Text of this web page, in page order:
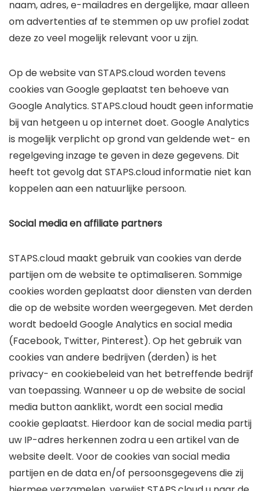
naam, adres, e-mailadres en dergelijke, maar alleen
om advertenties af te stemmen op uw profiel zodat
deze zo veel mogelijk relevant voor u zijn.
Op de website van STAPS.cloud worden tevens
cookies van Google geplaatst ten behoeve van
Google Analytics. STAPS.cloud houdt geen informatie
bij van hetgeen u op internet doet. Google Analytics
is mogelijk verplicht op grond van geldende wet- en
regelgeving inzage te geven in deze gegevens. Dit
heeft tot gevolg dat STAPS.cloud informatie niet kan
koppelen aan een natuurlijke persoon.
Social media en affiliate partners
STAPS.cloud maakt gebruik van cookies van derde
partijen om de website te optimaliseren. Sommige
cookies worden geplaatst door diensten van derden
die op de website worden weergegeven. Met derden
wordt bedoeld Google Analytics en social media
(Facebook, Twitter, Pinterest). Op het gebruik van
cookies van andere bedrijven (derden) is het
privacy- en cookiebeleid van het betreffende bedrijf
van toepassing. Wanneer u op de website de social
media button aanklikt, wordt een social media
cookie geplaatst. Hierdoor kan de social media partij
uw IP-adres herkennen zodra u een artikel van de
website deelt. Voor de cookies van social media
partijen en de data en/of persoonsgegevens die zij